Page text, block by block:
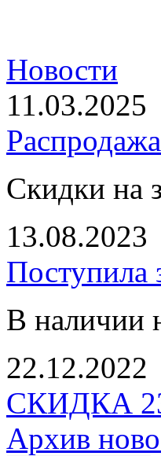
Новости
11.03.2025
Скидки на
13.08.2023
Поступила
В наличии
22.12.2022
СКИДКА
Архив